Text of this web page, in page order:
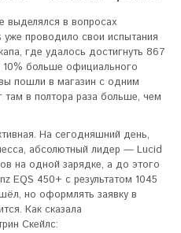
выделялся в вопросах
проводило свои испытания
где удалось достигнуть 867
больше официального
пошли в магазин с одним
в полтора раза больше, чем
На сегодняшний день,
абсолютный лидер — Lucid
на одной зарядке, а до этого
EQS 450+ с результатом 1045
но оформлять заявку в
Как сказала
Скейлс: